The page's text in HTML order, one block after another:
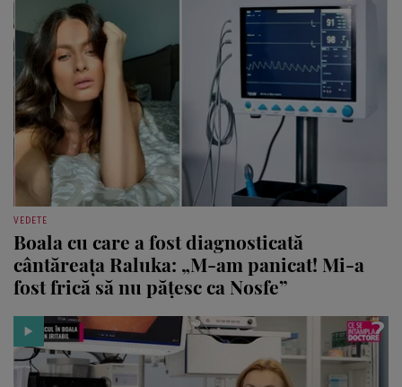
Boala cu care a fost diagnosticată
cântăreața Raluka: „M-am panicat! Mi-a
fost frică să nu pățesc ca Nosfe”